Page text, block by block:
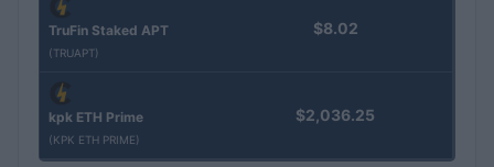
TruFin Staked APT
(TRUAPT)
$8.02
kpk ETH Prime
(KPK ETH PRIME)
$2,036.25